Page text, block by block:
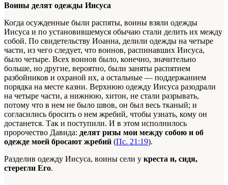
Воины делят одежды Иисуса
Когда осужденные были распяты, воины взяли одежды
Иисуса и по установившемуся обычаю стали делить их между
собой. По свидетельству Иоанна, делили одежды на четыре
части, из чего следует, что воинов, распинавших Иисуса,
было четыре. Всех воинов было, конечно, значительно
больше, но другие, вероятно, были заняты распятием
разбойников и охраной их, а остальные — поддержанием
порядка на месте казни. Верхнюю одежду Иисуса разодрали
на четыре части, а нижнюю, хитон, не стали разрывать,
потому что в нем не было швов, он был весь тканый; и
согласились бросить о нем жребий, чтобы узнать, кому он
достанется. Так и поступили. И в этом исполнилось
пророчество Давида: делят ризы мои между собою и об
одежде моей бросают жребий (Пс. 21:19).
Разделив одежду Иисуса, воины сели у креста и, сидя,
стерегли Его.